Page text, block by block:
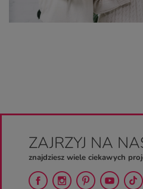
ZAJRZYJ NA
znajdziesz wiele ciekawych